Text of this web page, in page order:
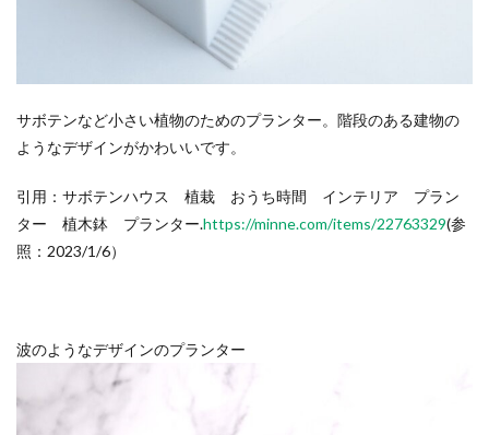
サボテンなど小さい植物のためのプランター。階段のある建物の
ようなデザインがかわいいです。
引用：サボテンハウス 植栽 おうち時間 インテリア プラン
ター 植木鉢 プランター.https://minne.com/items/22763329(参
照：2023/1/6）
波のようなデザインのプランター